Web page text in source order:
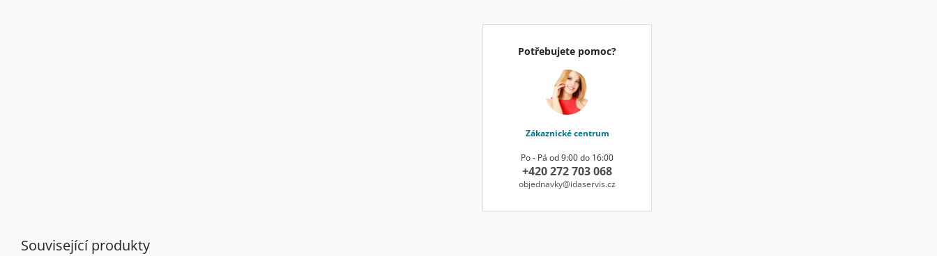
Potřebujete pomoc?
Zákaznické centrum
Po - Pá od 9:00 do 16:00
+420 272 703 068
objednavky@idaservis.cz
Související produkty